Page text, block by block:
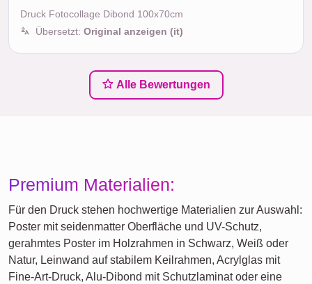
Druck Fotocollage Dibond 100x70cm
Übersetzt: Original anzeigen (it)
Alle Bewertungen
Premium Materialien:
Für den Druck stehen hochwertige Materialien zur Auswahl:
Poster mit seidenmatter Oberfläche und UV-Schutz,
gerahmtes Poster im Holzrahmen in Schwarz, Weiß oder
Natur, Leinwand auf stabilem Keilrahmen, Acrylglas mit
Fine-Art-Druck, Alu-Dibond mit Schutzlaminat oder eine